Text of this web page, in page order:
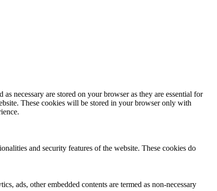
necessary are stored on your browser as they are essential for
These cookies will be stored in your browser only with
and security features of the website. These cookies do
ads, other embedded contents are termed as non-necessary